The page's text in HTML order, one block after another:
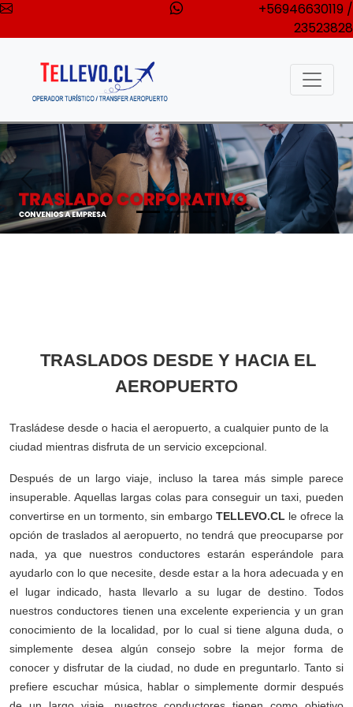
+56946630119 /
23523828
Anterior
TRASLADOS DESDE Y HACIA EL
AEROPUERTO
Trasládese desde o hacia el aeropuerto, a cualquier punto de la
ciudad mientras disfruta de un servicio excepcional.
Después de un largo viaje, incluso la tarea más simple parece
insuperable. Aquellas largas colas para conseguir un taxi, pueden
convertirse en un tormento, sin embargo TELLEVO.CL le ofrece la
opción de traslados al aeropuerto, no tendrá que preocuparse por
nada, ya que nuestros conductores estarán esperándole para
ayudarlo con lo que necesite, desde estar a la hora adecuada y en
el lugar indicado, hasta llevarlo a su lugar de destino. Todos
nuestros conductores tienen una excelente experiencia y un gran
conocimiento de la localidad, por lo cual si tiene alguna duda, o
simplemente desea algún consejo sobre la mejor forma de
conocer y disfrutar de la ciudad, no dude en preguntarlo. Tanto si
prefiere escuchar música, hablar o simplemente dormir después